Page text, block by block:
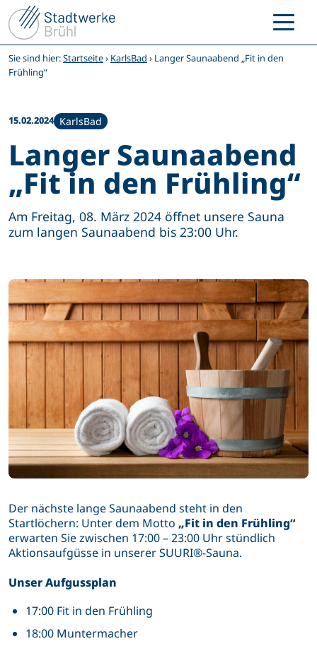
Zum
Inhalt
springen
Sie sind hier:Startseite› KarlsBad › Langer Saunaabend „Fit in den
Frühling“
15.02.2024 KarlsBad
Langer Saunaabend
„Fit in den Frühling“
Am Freitag, 08. März 2024 öffnet unsere Sauna
zum langen Saunaabend bis 23:00 Uhr.
Der nächste lange Saunaabend steht in den
Startlöchern: Unter dem Motto „Fit in den Frühling“
erwarten Sie zwischen 17:00 – 23:00 Uhr stündlich
Aktionsaufgüsse in unserer SUURI®-Sauna.
Unser Aufgussplan
17:00 Fit in den Frühling
18:00 Muntermacher